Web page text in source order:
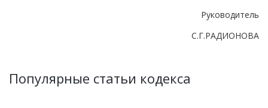
Руководитель
С.Г.РАДИОНОВА
Популярные статьи кодекса